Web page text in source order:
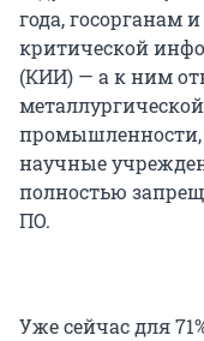
года, госорганам
критической
(КИИ) — а к ним
промышленности,
научные
полностью
ПО.
Уже сейчас для